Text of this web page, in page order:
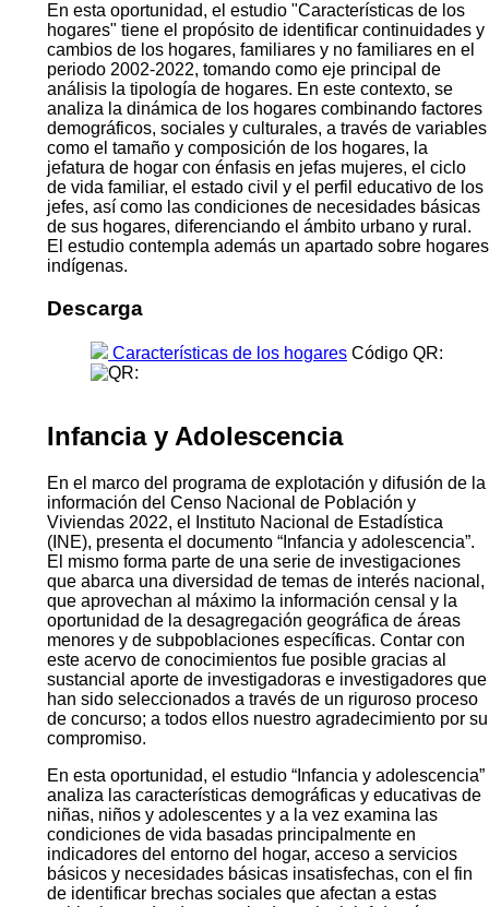
En esta oportunidad, el estudio "Características de los
hogares" tiene el propósito de identificar continuidades y
cambios de los hogares, familiares y no familiares en el
periodo 2002-2022, tomando como eje principal de
análisis la tipología de hogares. En este contexto, se
analiza la dinámica de los hogares combinando factores
demográficos, sociales y culturales, a través de variables
como el tamaño y composición de los hogares, la
jefatura de hogar con énfasis en jefas mujeres, el ciclo
de vida familiar, el estado civil y el perfil educativo de los
jefes, así como las condiciones de necesidades básicas
de sus hogares, diferenciando el ámbito urbano y rural.
El estudio contempla además un apartado sobre hogares
indígenas.
Descarga
Características de los hogares Código QR:
Infancia y Adolescencia
En el marco del programa de explotación y difusión de la
información del Censo Nacional de Población y
Viviendas 2022, el Instituto Nacional de Estadística
(INE), presenta el documento “Infancia y adolescencia”.
El mismo forma parte de una serie de investigaciones
que abarca una diversidad de temas de interés nacional,
que aprovechan al máximo la información censal y la
oportunidad de la desagregación geográfica de áreas
menores y de subpoblaciones específicas. Contar con
este acervo de conocimientos fue posible gracias al
sustancial aporte de investigadoras e investigadores que
han sido seleccionados a través de un riguroso proceso
de concurso; a todos ellos nuestro agradecimiento por su
compromiso.
En esta oportunidad, el estudio “Infancia y adolescencia”
analiza las características demográficas y educativas de
niñas, niños y adolescentes y a la vez examina las
condiciones de vida basadas principalmente en
indicadores del entorno del hogar, acceso a servicios
básicos y necesidades básicas insatisfechas, con el fin
de identificar brechas sociales que afectan a estas